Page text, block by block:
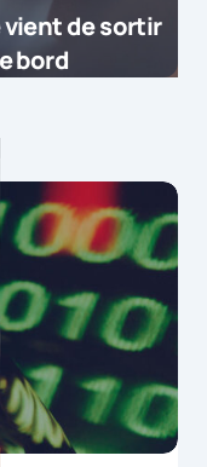
vient de sortir
bord